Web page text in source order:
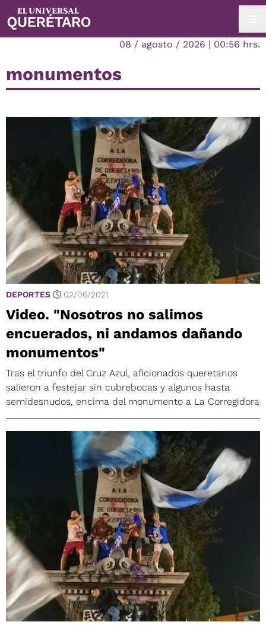
08 / agosto / 2026 | 00:56 hrs.
monumentos
DEPORTES 02/06/2021
Video. "Nosotros no salimos
encuerados, ni andamos dañando
monumentos"
Tras el triunfo del Cruz Azul, aficionados queretanos
salieron a festejar sin cubrebocas y algunos hasta
semidesnudos, encima del monumento a La Corregidora